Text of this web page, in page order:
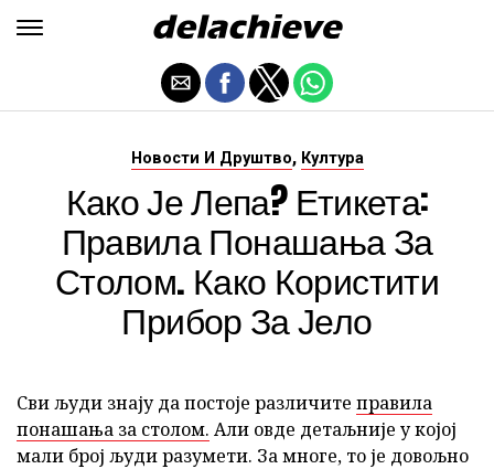
Новости И Друштво, Култура
Како Је Лепа? Етикета:
Правила Понашања За
Столом. Како Користити
Прибор За Јело
Сви људи знају да постоје различите правила
понашања за столом. Али овде детаљније у којој
мали број људи разумети. За многе, то је довољно